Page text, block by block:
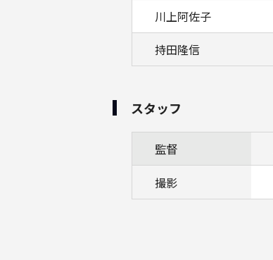
川上阿佐子
持田隆信
スタッフ
監督
撮影